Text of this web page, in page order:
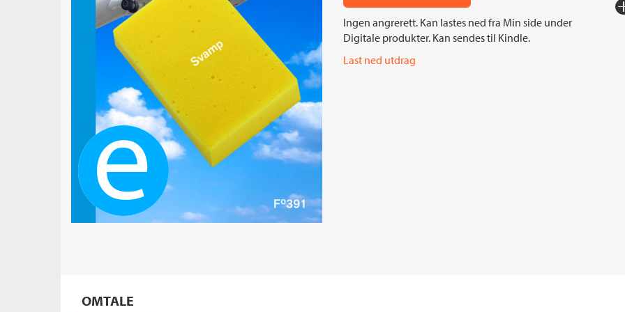
Ebok
Ingen angrerett. Kan lastes ned fra Min side under
Digitale produkter. Kan sendes til Kindle.
Last ned utdrag
OMTALE